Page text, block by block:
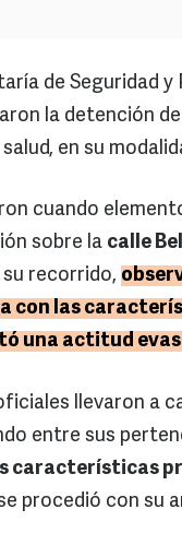
de Seguridad
la detención
en su
cuando
sobre la calle
recorrido,
con las
una actitud
llevaron a
entre sus
características
procedió con su